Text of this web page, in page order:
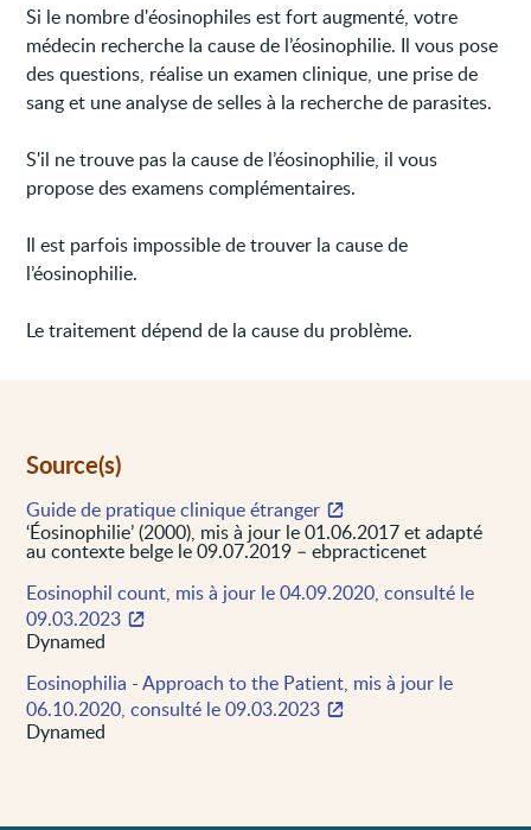
Si le nombre d'éosinophiles est fort augmenté, votre
médecin recherche la cause de l’éosinophilie. Il vous pose
des questions, réalise un examen clinique, une prise de
sang et une analyse de selles à la recherche de parasites.
S'il ne trouve pas la cause de l’éosinophilie, il vous
propose des examens complémentaires.
Il est parfois impossible de trouver la cause de
l’éosinophilie.
Le traitement dépend de la cause du problème.
Source(s)
Guide de pratique clinique étranger
‘Éosinophilie’ (2000), mis à jour le 01.06.2017 et adapté
au contexte belge le 09.07.2019 – ebpracticenet
Eosinophil count, mis à jour le 04.09.2020, consulté le
09.03.2023
Dynamed
Eosinophilia - Approach to the Patient, mis à jour le
06.10.2020, consulté le 09.03.2023
Dynamed